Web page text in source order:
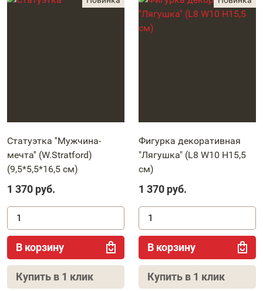
Статуэтка ''Мужчина-
мечта'' (W.Stratford)
(9,5*5,5*16,5 см)
1 370 руб.
В корзину
Купить в 1 клик
Фигурка декоративная
"Лягушка" (L8 W10 H15,5
см)
1 370 руб.
В корзину
Купить в 1 клик